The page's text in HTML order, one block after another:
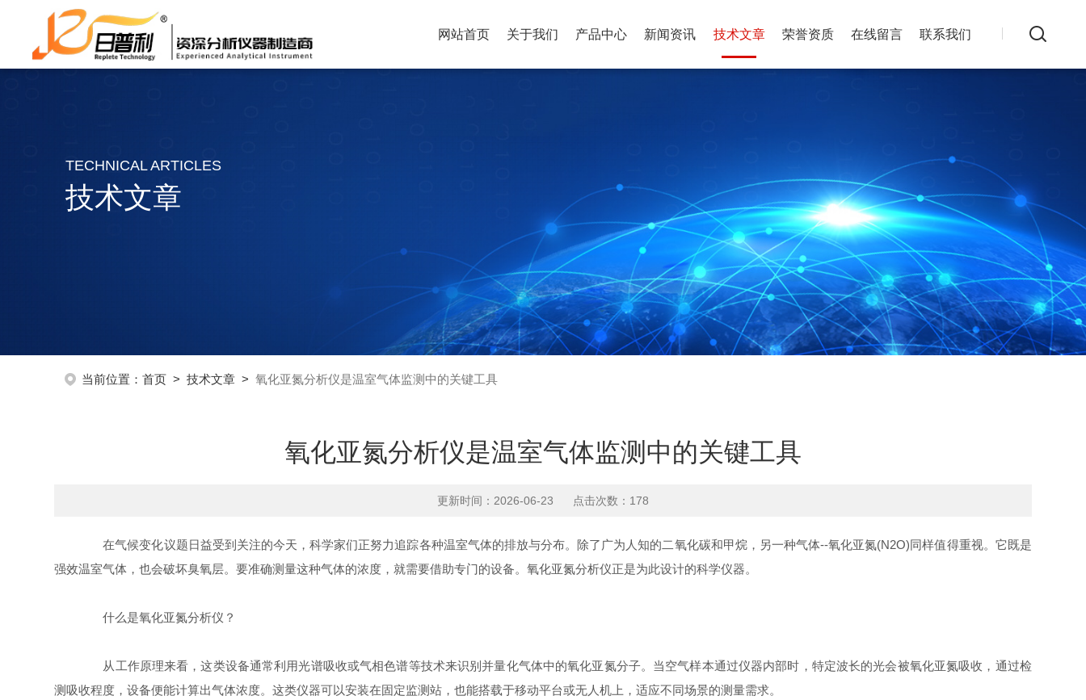
网站首页 关于我们 产品中心 新闻资讯 技术文章 荣誉资质 在线留言 联系我们
TECHNICAL ARTICLES
技术文章
当前位置：首页 >技术文章 >氧化亚氮分析仪是温室气体监测中的关键工具
氧化亚氮分析仪是温室气体监测中的关键工具
更新时间：2026-06-23 点击次数：178
在气候变化议题日益受到关注的今天，科学家们正努力追踪各种温室气体的排放与分布。除了广为人知的二氧化碳和甲烷，另一种气体--氧化亚氮(N2O)同样值得重视。它既是
强效温室气体，也会破坏臭氧层。要准确测量这种气体的浓度，就需要借助专门的设备。氧化亚氮分析仪正是为此设计的科学仪器。
什么是氧化亚氮分析仪？
从工作原理来看，这类设备通常利用光谱吸收或气相色谱等技术来识别并量化气体中的氧化亚氮分子。当空气样本通过仪器内部时，特定波长的光会被氧化亚氮吸收，通过检
测吸收程度，设备便能计算出气体浓度。这类仪器可以安装在固定监测站，也能搭载于移动平台或无人机上，适应不同场景的测量需求。